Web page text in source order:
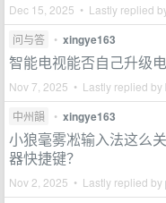
Dec 15, 2025 • Lastly replied
问与答 • xingye163
智能电视能否自己升级
Nov 7, 2025 • Lastly replied by
中州韻 • xingye163
小狼毫雾凇输入法这么
器快捷键？
Nov 2, 2025 • Lastly replied by